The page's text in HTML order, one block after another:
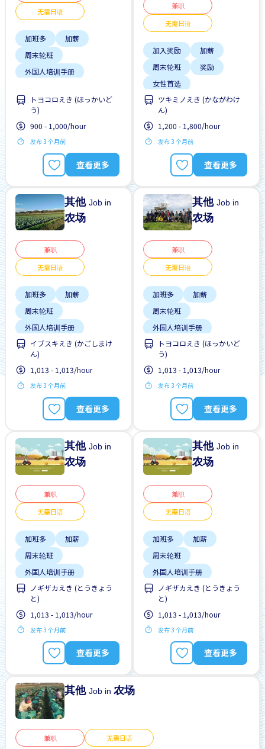
无需日语
加班多
加薪
周末轮班
外国人培训手册
提供宿舍
支付交通费
无日本语要求
トヨコロえき (ほっかいど
う)
900 - 1,000/hour
发布 3 个月前
查看更多
兼职
无需日语
加入奖励
加薪
周末轮班
奖励
女性首选
学生签证首选
提供宿舍
支付交通费
ツキミノえき (かながわけ
ん)
1,200 - 1,800/hour
发布 3 个月前
查看更多
其他Job in
农场
兼职
无需日语
加班多
加薪
周末轮班
外国人培训手册
外籍员工
女性首选
提供宿舍
无日本语要求
イブスキえき (かごしまけ
ん)
1,013 - 1,013/hour
发布 3 个月前
查看更多
其他Job in
农场
兼职
无需日语
加班多
加薪
周末轮班
外国人培训手册
外籍员工
女性首选
提供宿舍
无日本语要求
トヨコロえき (ほっかいど
う)
1,013 - 1,013/hour
发布 3 个月前
查看更多
其他Job in
农场
兼职
无需日语
加班多
加薪
周末轮班
外国人培训手册
外籍员工
女性首选
提供宿舍
无日本语要求
ノギザカえき (とうきょう
と)
1,013 - 1,013/hour
发布 3 个月前
查看更多
其他Job in
农场
兼职
无需日语
加班多
加薪
周末轮班
外国人培训手册
外籍员工
女性首选
提供宿舍
无日本语要求
ノギザカえき (とうきょう
と)
1,013 - 1,013/hour
发布 3 个月前
查看更多
其他Job in农场
兼职 无需日语